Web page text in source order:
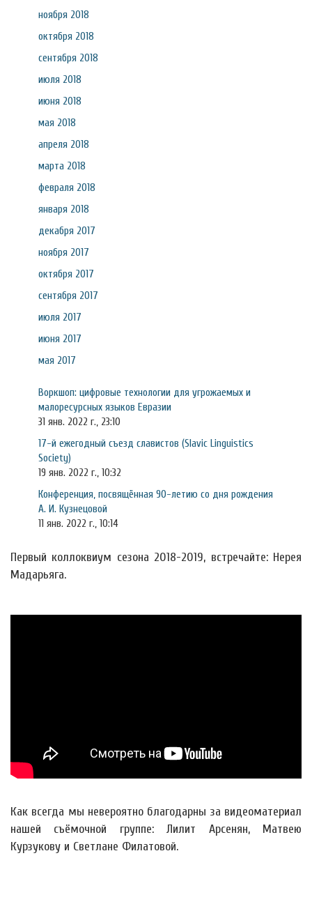
ноября 2018
октября 2018
сентября 2018
июля 2018
июня 2018
мая 2018
апреля 2018
марта 2018
февраля 2018
января 2018
декабря 2017
ноября 2017
октября 2017
сентября 2017
июля 2017
июня 2017
мая 2017
Воркшоп: цифровые технологии для угрожаемых и
малоресурсных языков Евразии
31 янв. 2022 г., 23:10
17-й ежегодный съезд славистов (Slavic Linguistics
Society)
19 янв. 2022 г., 10:32
Конференция, посвящённая 90-летию со дня рождения
А. И. Кузнецовой
11 янв. 2022 г., 10:14
Первый коллоквиум сезона 2018-2019, встречайте: Нерея
Мадарьяга.
Как всегда мы невероятно благодарны за видеоматериал
нашей съёмочной группе: Лилит Арсенян, Матвею
Курзукову и Светлане Филатовой.